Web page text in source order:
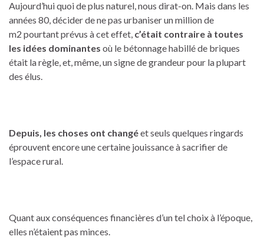
Aujourd’hui quoi de plus naturel, nous dirat-on. Mais dans les
années 80, décider de ne pas urbaniser un million de
m2 pourtant prévus à cet effet, c’était contraire à toutes
les idées dominantes où le bétonnage habillé de briques
était la règle, et, même, un signe de grandeur pour la plupart
des élus.
Depuis, les choses ont changéet seuls quelques ringards
éprouvent encore une certaine jouissance à sacrifier de
l’espace rural.
Quant aux conséquences financières d’un tel choix à l’époque,
elles n’étaient pas minces.